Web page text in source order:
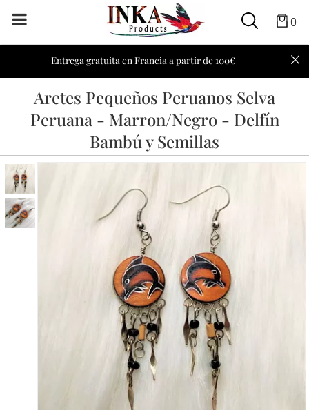
0
Entrega gratuita en Francia a partir de 100€
Aretes Pequeños Peruanos Selva
Peruana - Marron/Negro - Delfín
Bambú y Semillas